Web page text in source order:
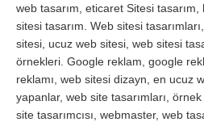
web tasarım, eticaret Sitesi
sitesi tasarım. Web sitesi
sitesi, ucuz web sitesi, web sitesi
örnekleri. Google reklam, google
reklamı, web sitesi dizayn, en ucuz
yapanlar, web site tasarımları,
site tasarımcısı, webmaster, web